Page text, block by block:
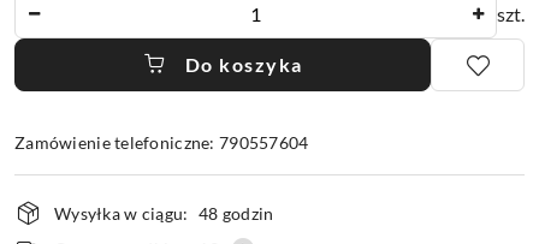
szt.
Do koszyka
Zamówienie telefoniczne: 790557604
Dostępność
i
Wysyłka w ciągu: 48 godzin